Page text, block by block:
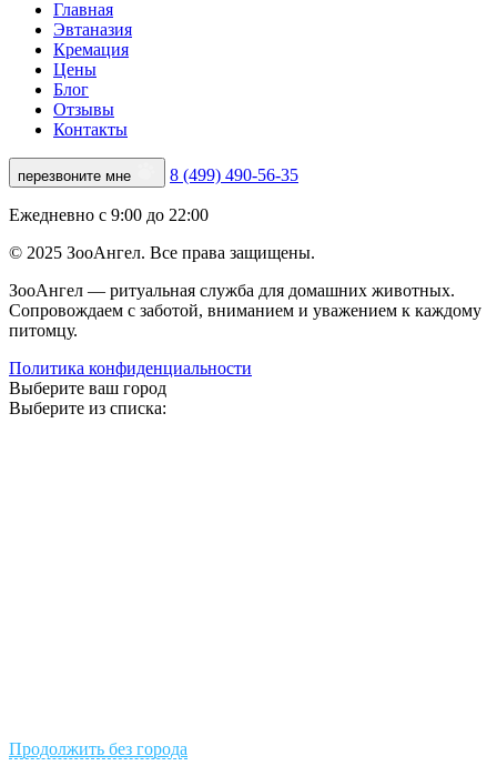
Главная
Эвтаназия
Кремация
Цены
Блог
Отзывы
Контакты
перезвоните мне 8 (499) 490-56-35
Ежедневно с 9:00 до 22:00
© 2025 ЗооАнгел. Все права защищены.
ЗооАнгел — ритуальная служба для домашних животных.
Сопровождаем с заботой, вниманием и уважением к каждому
питомцу.
Политика конфиденциальности
Выберите ваш город
Выберите из списка:
Продолжить без города